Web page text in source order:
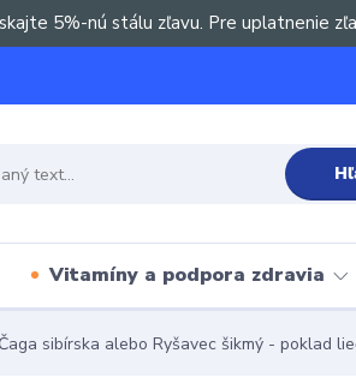
5%-nú stálu zľavu. Pre uplatnenie
Vitamíny a podpora zdravia
sibírska alebo Ryšavec šikmý - poklad